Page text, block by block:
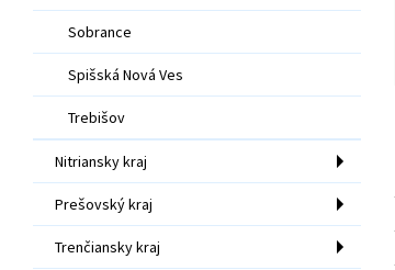
Sobrance
Spišská Nová Ves
Trebišov
Nitriansky kraj
Prešovský kraj
Trenčiansky kraj